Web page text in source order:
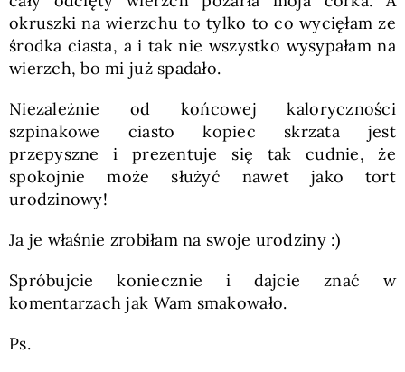
okruszki na wierzchu to tylko to co wycięłam ze
środka ciasta, a i tak nie wszystko wysypałam na
wierzch, bo mi już spadało.
Niezależnie od końcowej kaloryczności
szpinakowe ciasto kopiec skrzata jest
przepyszne i prezentuje się tak cudnie, że
spokojnie może służyć nawet jako tort
urodzinowy!
Ja je właśnie zrobiłam na swoje urodziny :)
Spróbujcie koniecznie i dajcie znać w
komentarzach jak Wam smakowało.
Ps.